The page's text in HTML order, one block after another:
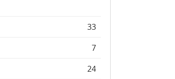
33
7
24